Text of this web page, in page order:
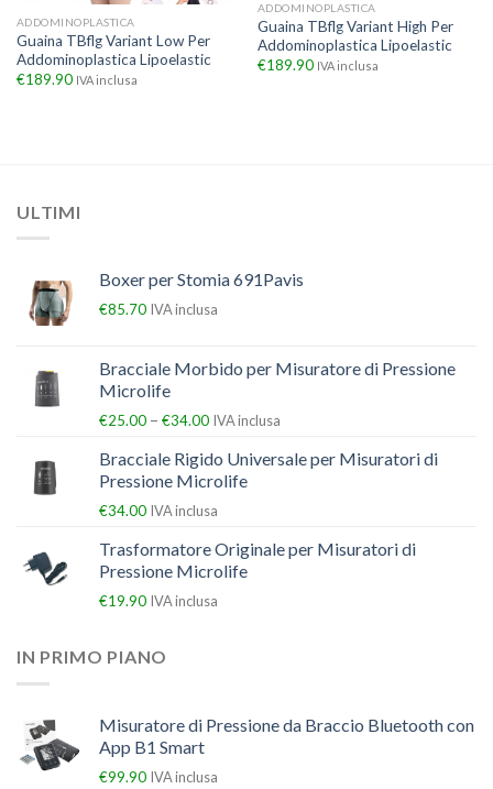
ADDOMINOPLASTICA
Guaina TBflg Variant High Per
Addominoplastica Lipoelastic
€189.90 IVA inclusa
ADDOMINOPLASTICA
Guaina TBflg Variant Low Per
Addominoplastica Lipoelastic
€189.90 IVA inclusa
ULTIMI
Boxer per Stomia 691Pavis
€85.70 IVA inclusa
Bracciale Morbido per Misuratore di Pressione
Microlife
€25.00 – €34.00 IVA inclusa
Bracciale Rigido Universale per Misuratori di
Pressione Microlife
€34.00 IVA inclusa
Trasformatore Originale per Misuratori di
Pressione Microlife
€19.90 IVA inclusa
IN PRIMO PIANO
Misuratore di Pressione da Braccio Bluetooth con
App B1 Smart
€99.90 IVA inclusa